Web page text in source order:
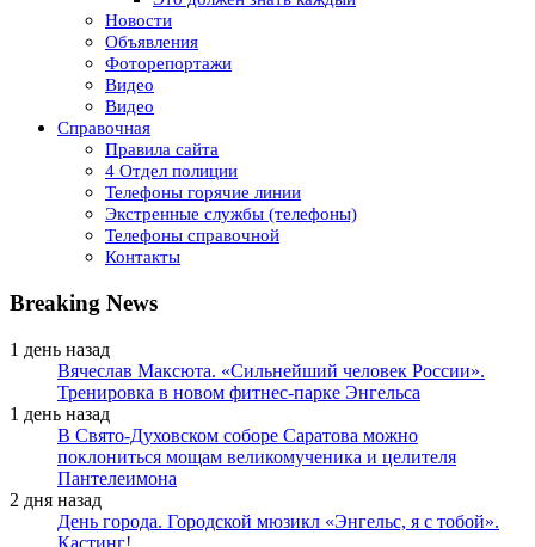
Новости
Объявления
Фоторепортажи
Видео
Видео
Справочная
Правила сайта
4 Отдел полиции
Телефоны горячие линии
Экстренные службы (телефоны)
Телефоны справочной
Контакты
Breaking News
1 день назад
Вячеслав Максюта. «Сильнейший человек России».
Тренировка в новом фитнес-парке Энгельса
1 день назад
В Свято-Духовском соборе Саратова можно
поклониться мощам великомученика и целителя
Пантелеимона
2 дня назад
День города. Городской мюзикл «Энгельс, я с тобой».
Кастинг!